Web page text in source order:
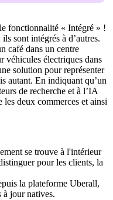
fonctionnalité « Intégré » !
sont intégrés à d’autres.
café dans un centre
véhicules électriques dans
solution pour représenter
autant. En indiquant qu’un
de recherche et à l’IA
deux commerces et ainsi
se trouve à l'intérieur
pour les clients, la
la plateforme Uberall,
à jour natives.